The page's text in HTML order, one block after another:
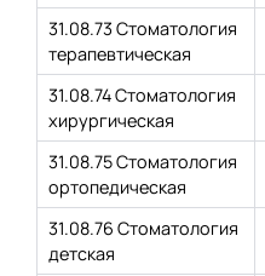
31.08.73 Стоматология
терапевтическая
31.08.74 Стоматология
хирургическая
31.08.75 Стоматология
ортопедическая
31.08.76 Стоматология
детская